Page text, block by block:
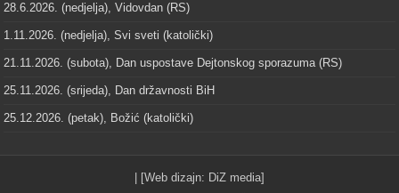
28.6.2026. (nedjelja), Vidovdan (RS)
1.11.2026. (nedjelja), Svi sveti (katolički)
21.11.2026. (subota), Dan uspostave Dejtonskog sporazuma (RS)
25.11.2026. (srijeda), Dan državnosti BiH
25.12.2026. (petak), Božić (katolički)
| [Web dizajn: DiZ media]